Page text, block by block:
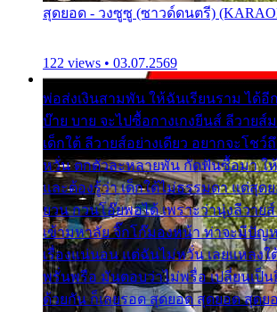
สุดยอด - วงซูซู (ซาวด์ดนตรี)
122 views • 03.07.2569
พ่อส่งเงินสามพัน ให้ฉันเรียนราม ได้
บ๊าย บาย จะไปซื้อกางเกงยีนส์ ลีวายส์ม
เด็กใต้ ลีวายส์อย่างเดียว อยากจะโชว์
หวั่น ตกตัวละหลายพัน กัดฟันซื้อมา ให้
และต้องรู้ว่า เด็กใต้ไม่ธรรมดา แต่สุดย
ยวน กวนโอ๊ยพอได้ เพราะว่านุ่งลีวาย
เข้ามหาลัย จิ๊กโก๊มองหน้า ท่าจะมีปัญ
เรื่องแน่นอน แต่ฉันไม่หวั่น เลยแหลง
พรั่นพรือ มันตอบว่าไม่พรื่อ เปลี่ยนเป็น
ด้วยกัน ก็เลยรอด สุดยอด สุดยอด สุด